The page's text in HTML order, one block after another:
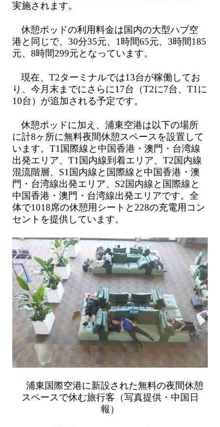
実施されます。
休憩ポッドの利用料金は国内の大型ハブ空
港と同じで、30分35元、1時間65元、3時間185
元、8時間299元となっています。
現在、T2ターミナルでは13台が稼働してお
り、今月末までにさらに17台（T2に7台、T1に
10台）が追加される予定です。
休憩ポッドに加え、浦東空港は以下の場所
に計8ヶ所に無料夜間休憩スペースを設置して
います。T1国際線と中国香港・澳門・台湾線
出発エリア、T1国内線到着エリア、T2国内線
混流階層、S1国内線と国際線と中国香港・澳
門・台湾線出発エリア、S2国内線と国際線と
中国香港・澳門・台湾線出発エリアです。全
体で1018席の休憩用シートと228の充電用コン
セントを提供しています。
浦東国際空港に新設された無料の夜間休憩
スペースで休む旅行客（写真提供・中国日
報）